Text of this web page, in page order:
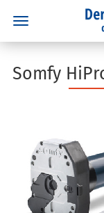
Somfy